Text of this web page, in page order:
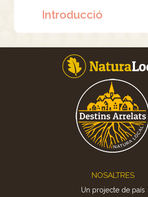
Introducció
NOSALTRES
Un projecte de país